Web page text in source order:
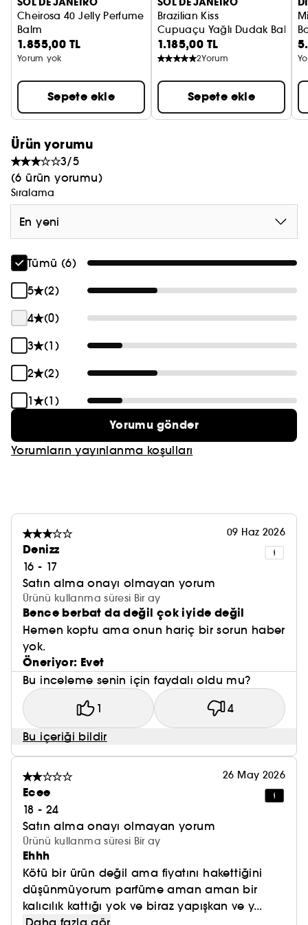
Cheirosa 40 Jelly Perfume
Balm
Katı Parfüm
1.855,00 TL
Yorum yok
Sepete ekle
Brazilian Kiss
Cupuaçu Yağlı Dudak
1.185,00 TL
2Yorum
Sepete ekle
Ürün yorumu
3/5
(6 ürün yorumu)
Sıralama
En yeni
Tümü (6)
5
(2)
4
(0)
3
(1)
2
(2)
1
(1)
Yorumu gönder
Yorumların yayınlanma koşulları
09 Haz 2026
Denizz
16 - 17
Satın alma onayı olmayan yorum
Ürünü kullanma süresi Bir ay
Bence berbat da değil çok iyide değil
Hemen koptu ama onun hariç bir sorun haber
yok.
Öneriyor: Evet
Bu inceleme senin için faydalı oldu mu?
1 4
Bu içeriği bildir
26 May 2026
Ecee
18 - 24
Satın alma onayı olmayan yorum
Ürünü kullanma süresi Bir ay
Ehhh
Kötü bir ürün değil ama fiyatını hakettiğini
düşünmüyorum parfüme aman aman bir
kalıcılık kattığı yok ve biraz yapışkan ve y...
Daha fazla gör